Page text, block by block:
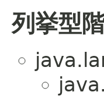
列挙型